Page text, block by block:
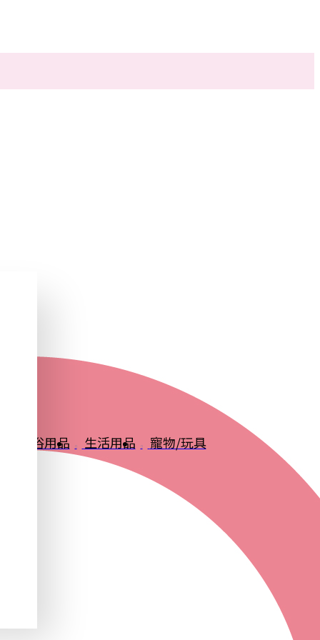
衛浴用品 生活用品 寵物/玩具